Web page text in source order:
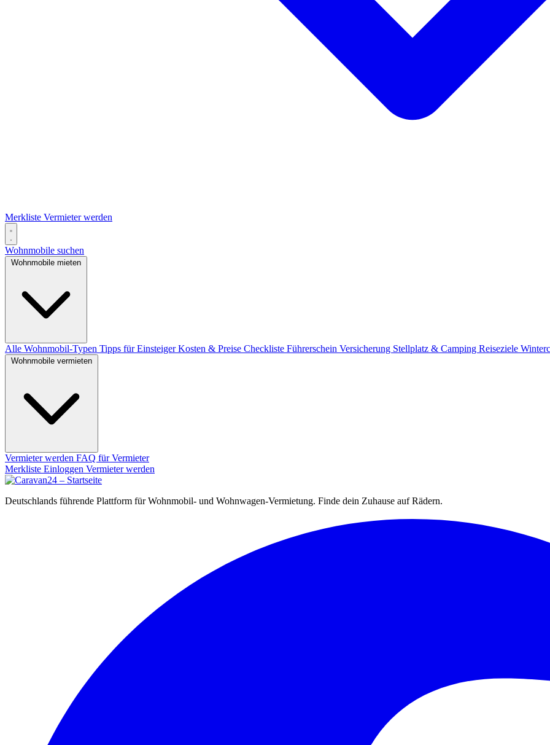
Merkliste Vermieter werden
Wohnmobile suchen
Wohnmobile mieten
Alle Wohnmobil-Typen Tipps für EinsteigerKosten & Preise Checkliste Führerschein Versicherung Stellplatz & Camping Reiseziele
Wohnmobile vermieten
Vermieter werden FAQ für Vermieter
Merkliste Einloggen Vermieter werden
Deutschlands führende Plattform für Wohnmobil- und Wohnwagen-Vermietung. Finde dein Zuhause auf Rädern.